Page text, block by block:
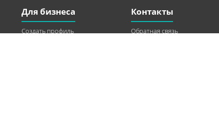
Для бизнеса
Создать профиль
Контакты
Обратная связь